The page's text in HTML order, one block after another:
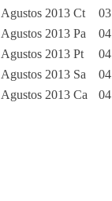
2013 Ct
2013 Pa
2013 Pt
2013 Sa
2013 Ca